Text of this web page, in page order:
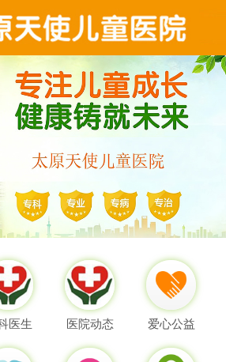
医生 医院动态 爱心公益